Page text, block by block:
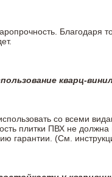
Благодаря
кварц-
со всеми
плитки ПВХ не
гарантии. (См.